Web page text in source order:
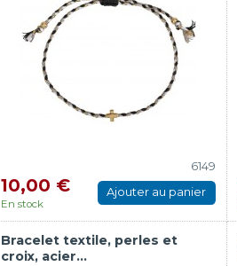
6149
10,00 €
En stock
Ajouter au panier
Bracelet textile, perles et
croix, acier...